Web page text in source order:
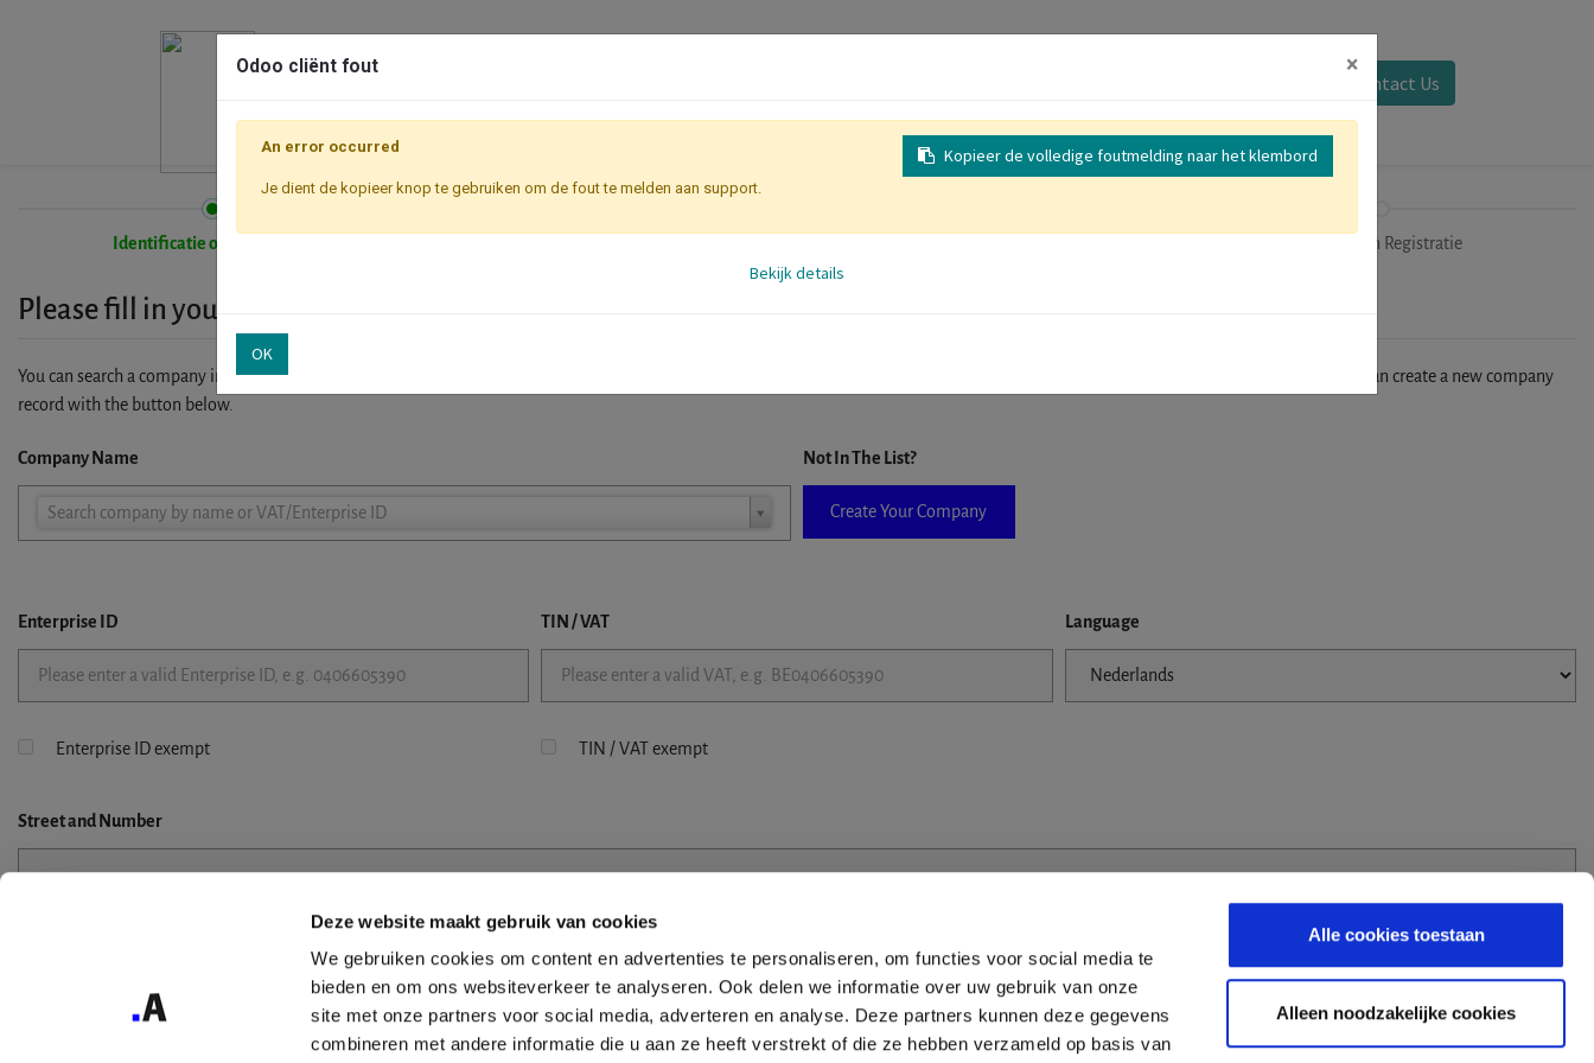
Deze website maakt gebruik van cookies
We gebruiken cookies om content en advertenties te personaliseren, om functies voor social media te
bieden en om ons websiteverkeer te analyseren. Ook delen we informatie over uw gebruik van onze
site met onze partners voor social media, adverteren en analyse. Deze partners kunnen deze gegevens
combineren met andere informatie die u aan ze heeft verstrekt of die ze hebben verzameld op basis van
Alle cookies toestaan
Alleen noodzakelijke cookies
Contact Us
Identificatie onderneming Uitchecken Registratie
Please fill in your company details
You can search a company in our database by name, VAT or enterprise ID. When a company is selected it will auto-complete the form. If you don't find your company in our database, you can create a new company
record with the button below.
Company Name
Search company by name or VAT/Enterprise ID
Company
Not In The List?
Create Your Company
Enterprise ID TIN / VAT Language
Enterprise ID exempt TIN / VAT exempt
Streetand Number
Odoo cliënt fout ×
Kopieer de volledige foutmelding naar het klembord
An error occurred
Je dient de kopieer knop te gebruiken om de fout te melden aan support.
Bekijk details
OK